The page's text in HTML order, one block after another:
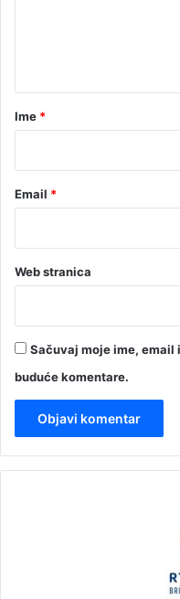
rIme *
Email *
Web stranica
Sačuvaj moje ime, email
buduće komentare.